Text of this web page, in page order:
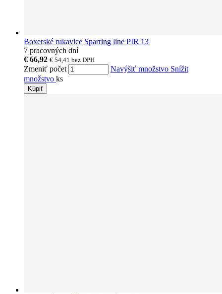
Boxerské rukavice Sparring line PIR 13
7 pracovných dní
€ 66,92 € 54,41 bez DPH
Zmeniť počet Navýšiť množstvo Snížit
množstvo ks
Kúpiť